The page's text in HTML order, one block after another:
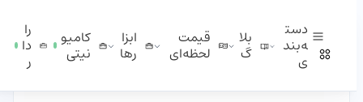
دست
ه‌بند
ی
بلا
گ
قیمت
لحظه‌ای
ابزا
ر‌ها
کامیو
نیتی
را
دا
ر